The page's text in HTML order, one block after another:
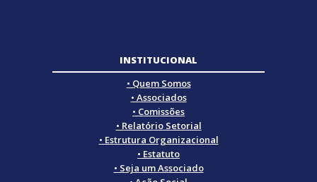
INSTITUCIONAL
• Quem Somos
• Associados
• Comissões
• Relatório Setorial
• Estrutura Organizacional
• Estatuto
• Seja um Associado